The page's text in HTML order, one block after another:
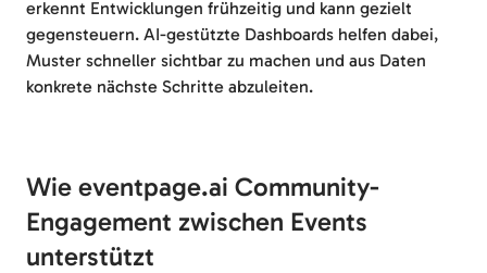
erkennt Entwicklungen frühzeitig und kann gezielt
gegensteuern. AI-gestützte Dashboards helfen dabei,
Muster schneller sichtbar zu machen und aus Daten
konkrete nächste Schritte abzuleiten.
Wie eventpage.ai Community-
Engagement zwischen Events
unterstützt